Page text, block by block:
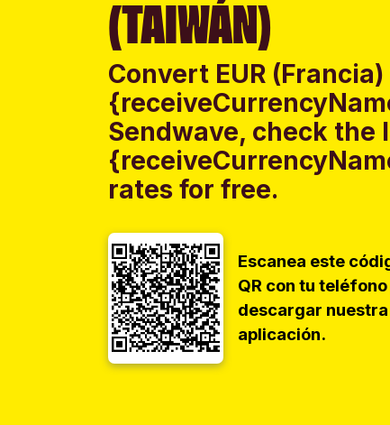
(TAIWÁN)
Convert EUR
Sendwave, check the
rates for free.
Escanea este
QR con tu
descargar nuestra
aplicación.